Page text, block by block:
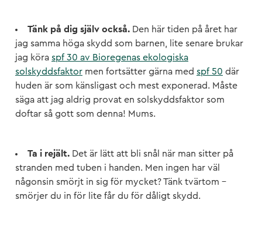
Tänk på dig själv också. Den här tiden på året har
jag samma höga skydd som barnen, lite senare brukar
jag köra spf 30 av Bioregenas ekologiska
solskyddsfaktor men fortsätter gärna med spf 50 där
huden är som känsligast och mest exponerad. Måste
säga att jag aldrig provat en solskyddsfaktor som
doftar så gott som denna! Mums.
Ta i rejält. Det är lätt att bli snål när man sitter på
stranden med tuben i handen. Men ingen har väl
någonsin smörjt in sig för mycket? Tänk tvärtom –
smörjer du in för lite får du för dåligt skydd.